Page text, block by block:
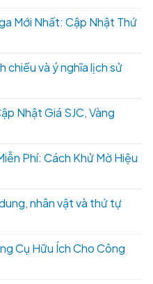
Mới Nhất: Cập Nhật Thứ
chiếu và ý nghĩa lịch sử
Nhật Giá SJC, Vàng
Phí: Cách Khử Mờ Hiệu
nhân vật và thứ tự
Cụ Hữu Ích Cho Công